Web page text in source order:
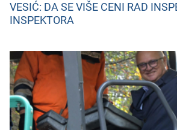
VESIĆ: DA SE VIŠE CENI RAD
INSPEKTORA